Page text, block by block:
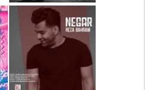
دانلود آلبوم جدید سیروان
خسروی بنام مونولوگ